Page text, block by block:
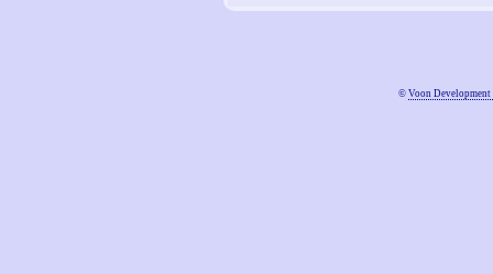
© Voon Development